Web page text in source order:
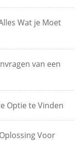
Wat je Moet
van een
Optie te Vinden
Voor